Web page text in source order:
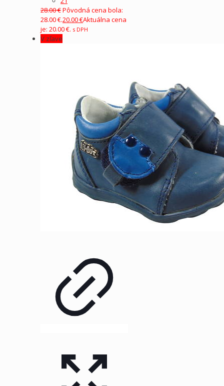
28.00€Pôvodná cena bola:
28.00 €.20.00€Aktuálna cena
je: 20.00 €. s DPH
V zľave